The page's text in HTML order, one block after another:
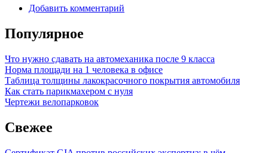
Добавить комментарий
Популярное
Что нужно сдавать на автомеханика после 9 класса
Норма площади на 1 человека в офисе
Таблица толщины лакокрасочного покрытия автомобиля
Как стать парикмахером с нуля
Чертежи велопарковок
Свежее